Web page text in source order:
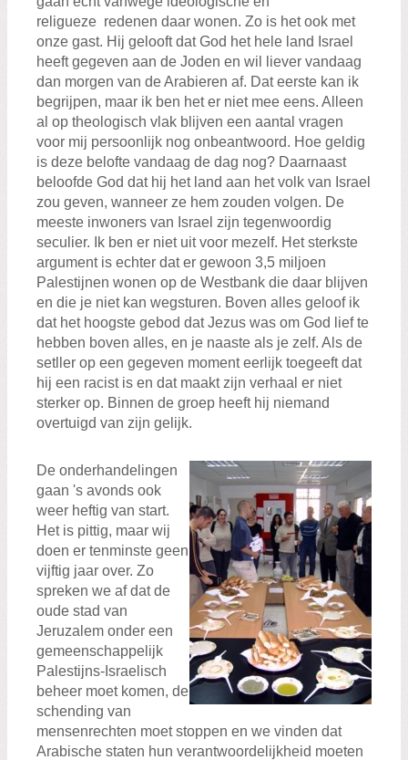
religueze redenen daar wonen. Zo is het ook met
onze gast. Hij gelooft dat God het hele land Israel
heeft gegeven aan de Joden en wil liever vandaag
dan morgen van de Arabieren af. Dat eerste kan ik
begrijpen, maar ik ben het er niet mee eens. Alleen
al op theologisch vlak blijven een aantal vragen
voor mij persoonlijk nog onbeantwoord. Hoe geldig
is deze belofte vandaag de dag nog? Daarnaast
beloofde God dat hij het land aan het volk van Israel
zou geven, wanneer ze hem zouden volgen. De
meeste inwoners van Israel zijn tegenwoordig
seculier. Ik ben er niet uit voor mezelf. Het sterkste
argument is echter dat er gewoon 3,5 miljoen
Palestijnen wonen op de Westbank die daar blijven
en die je niet kan wegsturen. Boven alles geloof ik
dat het hoogste gebod dat Jezus was om God lief te
hebben boven alles, en je naaste als je zelf. Als de
setller op een gegeven moment eerlijk toegeeft dat
hij een racist is en dat maakt zijn verhaal er niet
sterker op. Binnen de groep heeft hij niemand
overtuigd van zijn gelijk.
De onderhandelingen
gaan 's avonds ook
weer heftig van start.
Het is pittig, maar wij
doen er tenminste geen
vijftig jaar over. Zo
spreken we af dat de
oude stad van
Jeruzalem onder een
gemeenschappelijk
Palestijns-Israelisch
beheer moet komen, de
schending van
mensenrechten moet stoppen en we vinden dat
Arabische staten hun verantwoordelijkheid moeten